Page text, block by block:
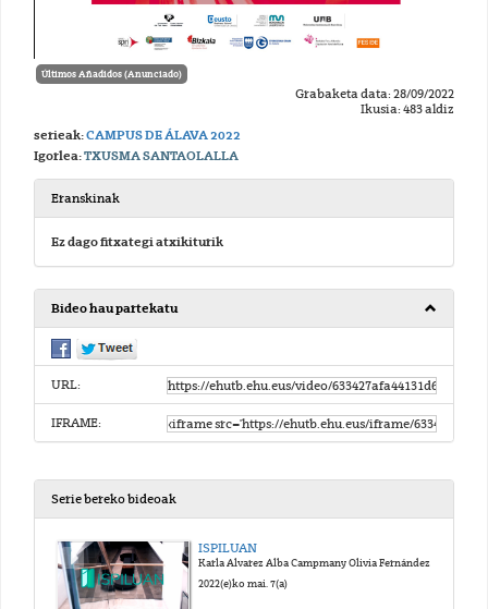
Últimos Añadidos (Anunciado)
Grabaketa data: 28/09/2022
Ikusia: 483 aldiz
serieak:CAMPUS DE ÁLAVA 2022
Igorlea:TXUSMA SANTAOLALLA
Eranskinak
Ez dago fitxategi atxikiturik
Bideo hau partekatu
URL:
IFRAME:
Serie bereko bideoak
ISPILUAN
Karla Alvarez Alba Campmany Olivia Fernández
2022(e)ko mai. 7(a)